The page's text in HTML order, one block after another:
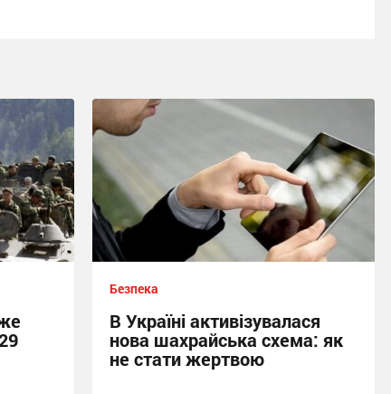
Безпека
В Україні активізувалася
нова шахрайська схема: як
не стати жертвою